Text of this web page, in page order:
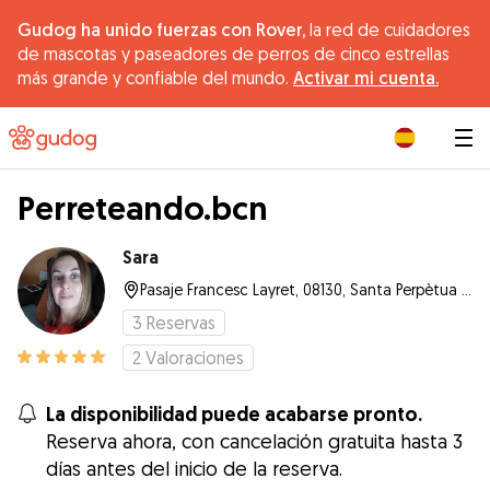
Gudog ha unido fuerzas con Rover, la red de cuidadores
de mascotas y paseadores de perros de cinco estrellas
más grande y confiable del mundo. Activar mi cuenta.
Perreteando.bcn
Sara
3 Reservas
2 Valoraciones
La disponibilidad puede acabarse pronto.
Reserva ahora, con cancelación gratuita hasta 3
días antes del inicio de la reserva.